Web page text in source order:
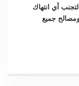
أي انتهاك
جميع